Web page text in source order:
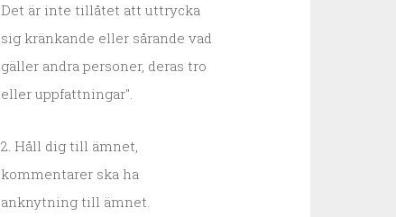
Det är inte tillåtet att uttrycka
sig kränkande eller sårande vad
gäller andra personer, deras tro
eller uppfattningar".
2. Håll dig till ämnet,
kommentarer ska ha
anknytning till ämnet.